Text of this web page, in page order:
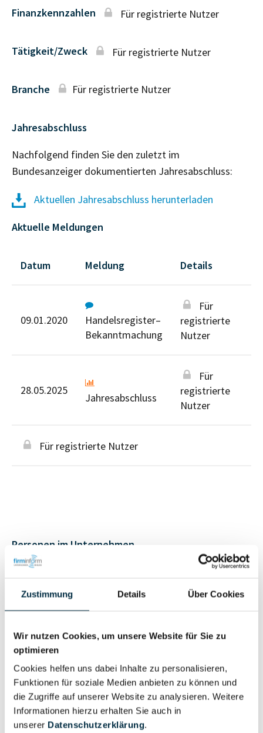
Zustimmung Details Über Cookies
Wir nutzen Cookies, um unsere Website für Sie zu
optimieren
Cookies helfen uns dabei Inhalte zu personalisieren,
Funktionen für soziale Medien anbieten zu können und
die Zugriffe auf unserer Website zu analysieren. Weitere
Informationen hierzu erhalten Sie auch in
unserer Datenschutzerklärung.
Finanzkennzahlen Für registrierte Nutzer
Tätigkeit/Zweck Für registrierte Nutzer
Branche Für registrierte Nutzer
Jahresabschluss
Nachfolgend finden Sie den zuletzt im
Bundesanzeiger dokumentierten Jahresabschluss:
Aktuellen Jahresabschluss herunterladen
Aktuelle Meldungen
Datum Meldung Details
09.01.2020
Handelsregister–
Bekanntmachung
Für
registrierte
Nutzer
28.05.2025
Jahresabschluss
Für
registrierte
Nutzer
Für registrierte Nutzer
Personen im Unternehmen
Geschäftsführer (1)
Nutzer
Wirtschaftlich
Vollständiges
anfragen
Eigentums- und Kontrollstruktur